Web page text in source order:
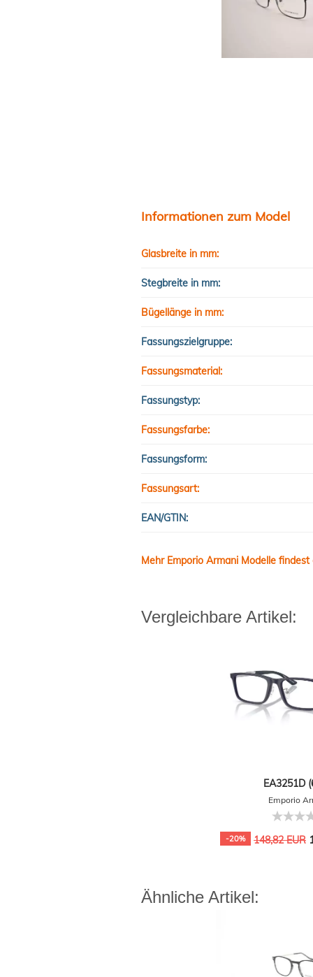
Informationen zum Model
Glasbreite in mm:
Stegbreite in mm:
Bügellänge in mm:
Fassungszielgruppe:
Fassungsmaterial:
Fassungstyp:
Fassungsfarbe:
Fassungsform:
Fassungsart:
EAN/GTIN:
Mehr Emporio Armani Modelle findest
Vergleichbare Artikel:
EA3251D
Emporio
-20% 148,82 EUR
Ähnliche Artikel: